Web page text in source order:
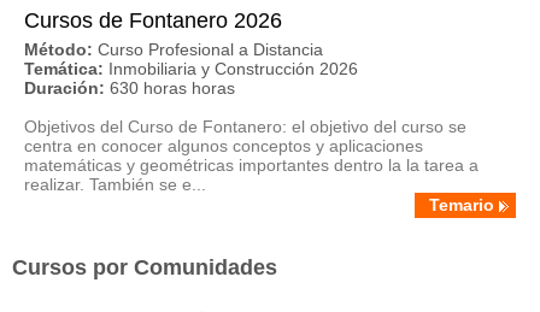
Cursos de Fontanero 2026
Método: Curso Profesional a Distancia
Temática: Inmobiliaria y Construcción 2026
Duración: 630 horas horas
Objetivos del Curso de Fontanero: el objetivo del curso se
centra en conocer algunos conceptos y aplicaciones
matemáticas y geométricas importantes dentro la la tarea a
realizar. También se e...
Temario
Cursos por Comunidades